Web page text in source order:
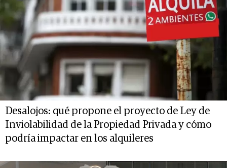
Desalojos: qué propone el proyecto de Ley de
Inviolabilidad de la Propiedad Privada y cómo
podría impactar en los alquileres